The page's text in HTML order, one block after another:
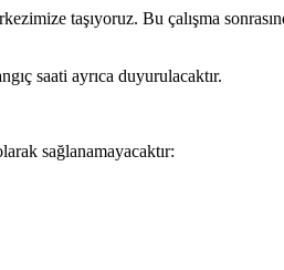
taşıyoruz. Bu çalışma
saati ayrıca duyurulacaktır.
sağlanamayacaktır: